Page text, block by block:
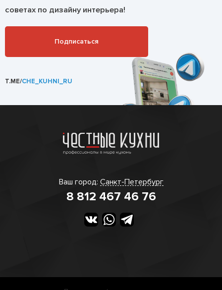
советах по дизайну интерьера!
Подписаться
T.ME/CHE_KUHNI_RU
Ваш город: Санкт-Петербург
8 812 467 46 76